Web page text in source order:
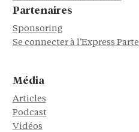
Partenaires
Sponsoring
Se connecter à l'Express
Média
Articles
Podcast
Vidéos